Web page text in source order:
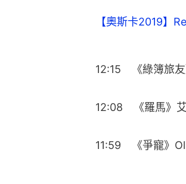
【奧斯卡2019】
12:15　《綠簿旅
12:08　《羅馬》
11:59　《爭寵》